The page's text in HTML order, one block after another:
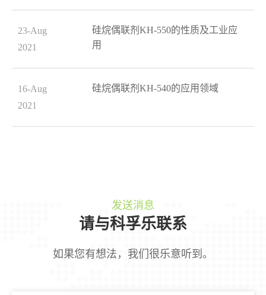
23-Aug
2021
硅烷偶联剂KH-550的性质及工业应
用
16-Aug
2021
硅烷偶联剂KH-540的应用领域
发送消息
请与科孚乐联系
如果您有想法，我们很乐意听到。